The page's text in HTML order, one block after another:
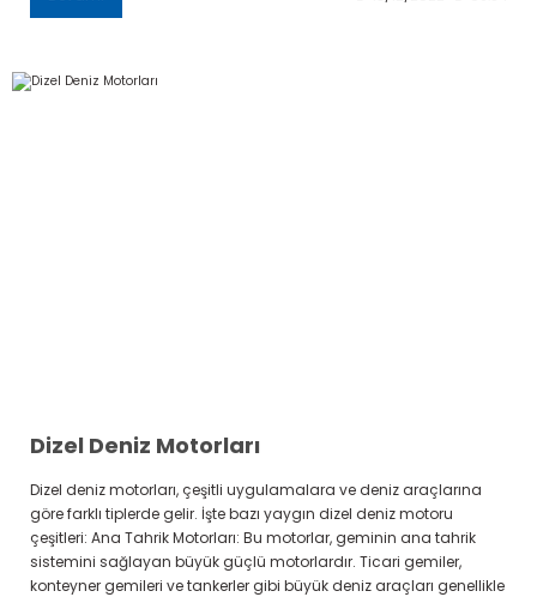
Dizel Deniz Motorları
Dizel deniz motorları, çeşitli uygulamalara ve deniz araçlarına
göre farklı tiplerde gelir. İşte bazı yaygın dizel deniz motoru
çeşitleri: Ana Tahrik Motorları: Bu motorlar, geminin ana tahrik
sistemini sağlayan büyük güçlü motorlardır. Ticari gemiler,
konteyner gemileri ve tankerler gibi büyük deniz araçları genellikle